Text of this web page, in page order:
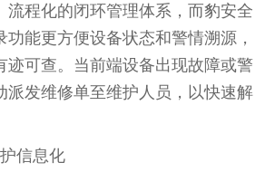
流程化的闭环管理体系，而豹安全
功能更方便设备状态和警情溯源，
迹可查。当前端设备出现故障或警
派发维修单至维护人员，以快速解
信息化